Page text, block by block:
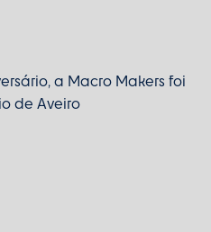
a Macro Makers foi
de Aveiro